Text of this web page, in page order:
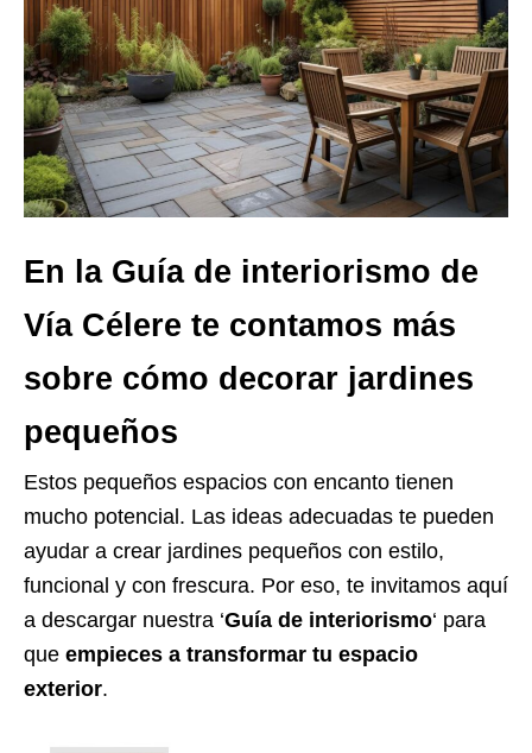
En la Guía de interiorismo de
Vía Célere te contamos más
sobre cómo decorar jardines
pequeños
Estos pequeños espacios con encanto tienen
mucho potencial. Las ideas adecuadas te pueden
ayudar a crear jardines pequeños con estilo,
funcional y con frescura. Por eso, te invitamos aquí
a descargar nuestra ‘Guía de interiorismo‘ para
que empieces a transformar tu espacio
exterior.